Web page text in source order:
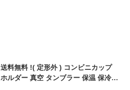
送料無料 !( 定形外 ) コンビニカップ
ホルダー 真空 タンブラー 保温 保冷